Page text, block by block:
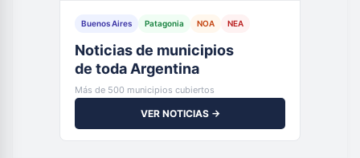
Buenos Aires Patagonia NOA NEA
Noticias de municipios
de toda Argentina
Más de 500 municipios cubiertos
VER NOTICIAS →